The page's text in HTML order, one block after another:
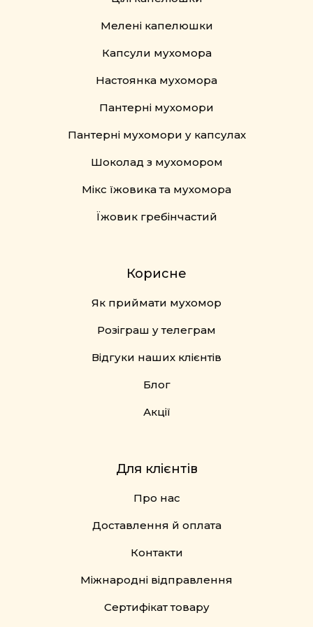
Мелені капелюшки
Капсули мухомора
Настоянка мухомора
Пантерні мухомори
Пантерні мухомори у капсулах
Шоколад з мухомором
Мікс їжовика та мухомора
Їжовик гребінчастий
Корисне
Як приймати мухомор
Розіграш у телеграм
Відгуки наших клієнтів
Блог
Акції
Для клієнтів
Про нас
Доставлення й оплата
Контакти
Міжнародні відправлення
Сертифікат товару